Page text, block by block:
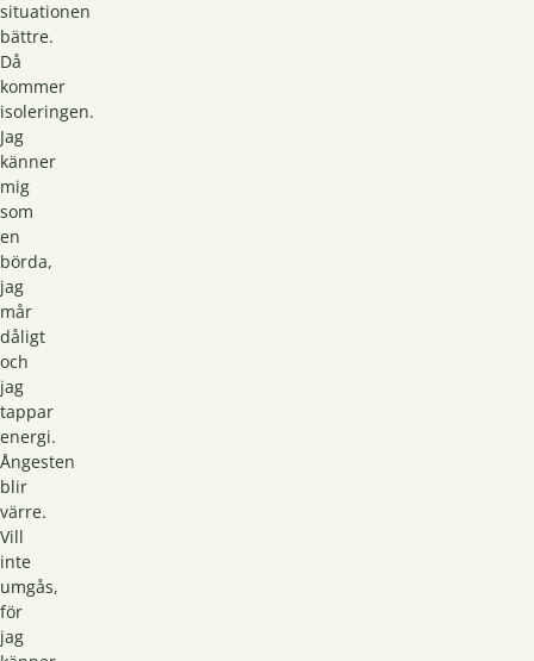
situationen
bättre.
Då
kommer
isoleringen.
Jag
känner
mig
som
en
börda,
jag
mår
dåligt
och
jag
tappar
energi.
Ångesten
blir
värre.
Vill
inte
umgås,
för
jag